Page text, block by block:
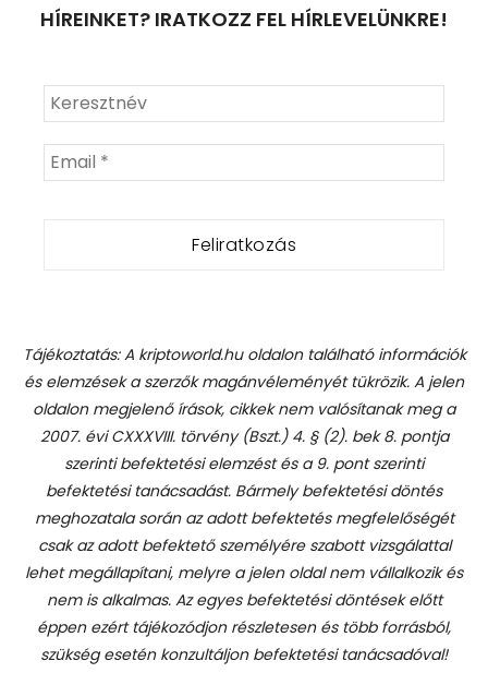
HÍREINKET? IRATKOZZ FEL HÍRLEVELÜNKRE!
Tájékoztatás: A kriptoworld.hu oldalon található információk
és elemzések a szerzők magánvéleményét tükrözik. A jelen
oldalon megjelenő írások, cikkek nem valósítanak meg a
2007. évi CXXXVIII. törvény (Bszt.) 4. § (2). bek 8. pontja
szerinti befektetési elemzést és a 9. pont szerinti
befektetési tanácsadást. Bármely befektetési döntés
meghozatala során az adott befektetés megfelelőségét
csak az adott befektető személyére szabott vizsgálattal
lehet megállapítani, melyre a jelen oldal nem vállalkozik és
nem is alkalmas. Az egyes befektetési döntések előtt
éppen ezért tájékozódjon részletesen és több forrásból,
szükség esetén konzultáljon befektetési tanácsadóval!